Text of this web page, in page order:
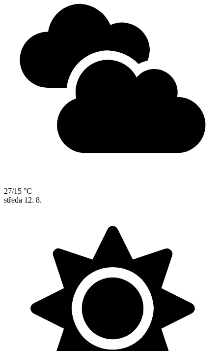
27/15 °C
středa 12. 8.